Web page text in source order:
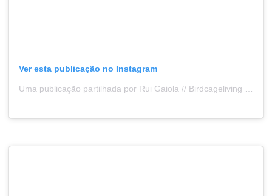
Ver esta publicação no Instagram